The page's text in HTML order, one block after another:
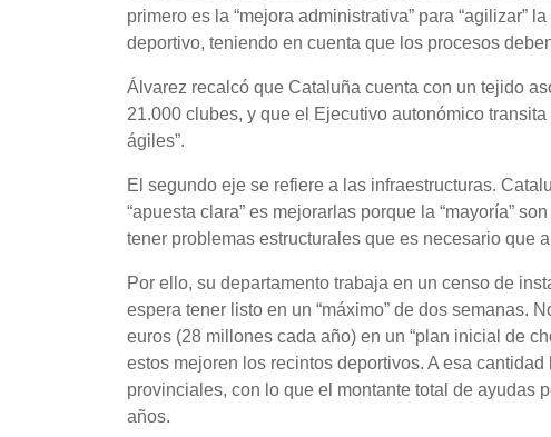
primero es la “mejora administrativa” para “agilizar”
deportivo, teniendo en cuenta que los procesos
Álvarez recalcó que Cataluña cuenta con un tejido
21.000 clubes, y que el Ejecutivo autonómico
ágiles”.
El segundo eje se refiere a las infraestructuras.
“apuesta clara” es mejorarlas porque la “mayoría”
tener problemas estructurales que es necesario que
Por ello, su departamento trabaja en un censo de
espera tener listo en un “máximo” de dos semanas.
euros (28 millones cada año) en un “plan inicial de
estos mejoren los recintos deportivos. A esa
provinciales, con lo que el montante total de ayudas
años.